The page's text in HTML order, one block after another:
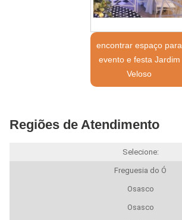
encontrar espaço para
evento e festa Jardim
Veloso
Regiões de Atendimento
Selecione:
Freguesia do Ó
Osasco
Osasco